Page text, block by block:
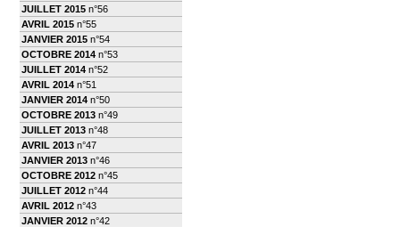
JUILLET 2015 n°56
AVRIL 2015 n°55
JANVIER 2015 n°54
OCTOBRE 2014 n°53
JUILLET 2014 n°52
AVRIL 2014 n°51
JANVIER 2014 n°50
OCTOBRE 2013 n°49
JUILLET 2013 n°48
AVRIL 2013 n°47
JANVIER 2013 n°46
OCTOBRE 2012 n°45
JUILLET 2012 n°44
AVRIL 2012 n°43
JANVIER 2012 n°42